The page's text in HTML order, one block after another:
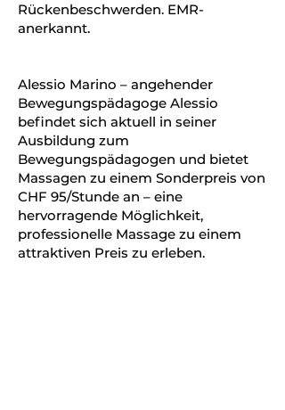
Rückenbeschwerden. EMR-
anerkannt.
Alessio Marino – angehender
Bewegungspädagoge Alessio
befindet sich aktuell in seiner
Ausbildung zum
Bewegungspädagogen und bietet
Massagen zu einem Sonderpreis von
CHF 95/Stunde an – eine
hervorragende Möglichkeit,
professionelle Massage zu einem
attraktiven Preis zu erleben.